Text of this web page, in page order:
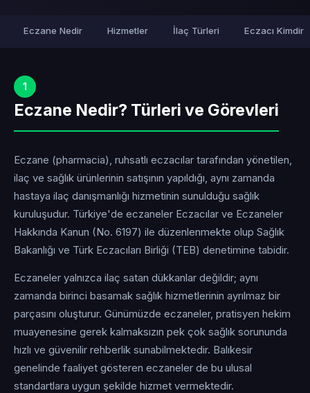
Eczane Nedir Hizmetler İlaç Türleri Eczacı Kimdir
1
Eczane Nedir? Türleri ve Görevleri
Eczane (pharmacia), ruhsatlı eczacılar tarafından yönetilen,
ilaç ve sağlık ürünlerinin satışının yapıldığı, aynı zamanda
hastaya ilaç danışmanlığı hizmetinin sunulduğu sağlık
kuruluşudur. Türkiye'de eczaneler Eczacılar ve Eczaneler
Hakkında Kanun (No. 6197) ile düzenlenmekte olup Sağlık
Bakanlığı ve Türk Eczacıları Birliği (TEB) denetimine tabidir.
Eczaneler yalnızca ilaç satan dükkanlar değildir; aynı
zamanda birinci basamak sağlık hizmetlerinin ayrılmaz bir
parçasını oluşturur. Günümüzde eczaneler, pratisyen hekim
muayenesine gerek kalmaksızın pek çok sağlık sorununda
hızlı ve güvenilir rehberlik sunabilmektedir. Balıkesir
genelinde faaliyet gösteren eczaneler de bu ulusal
standartlara uygun şekilde hizmet vermektedir.